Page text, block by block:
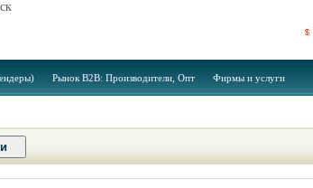
Рынок B2B: Производители, Опт Фирмы и услуги